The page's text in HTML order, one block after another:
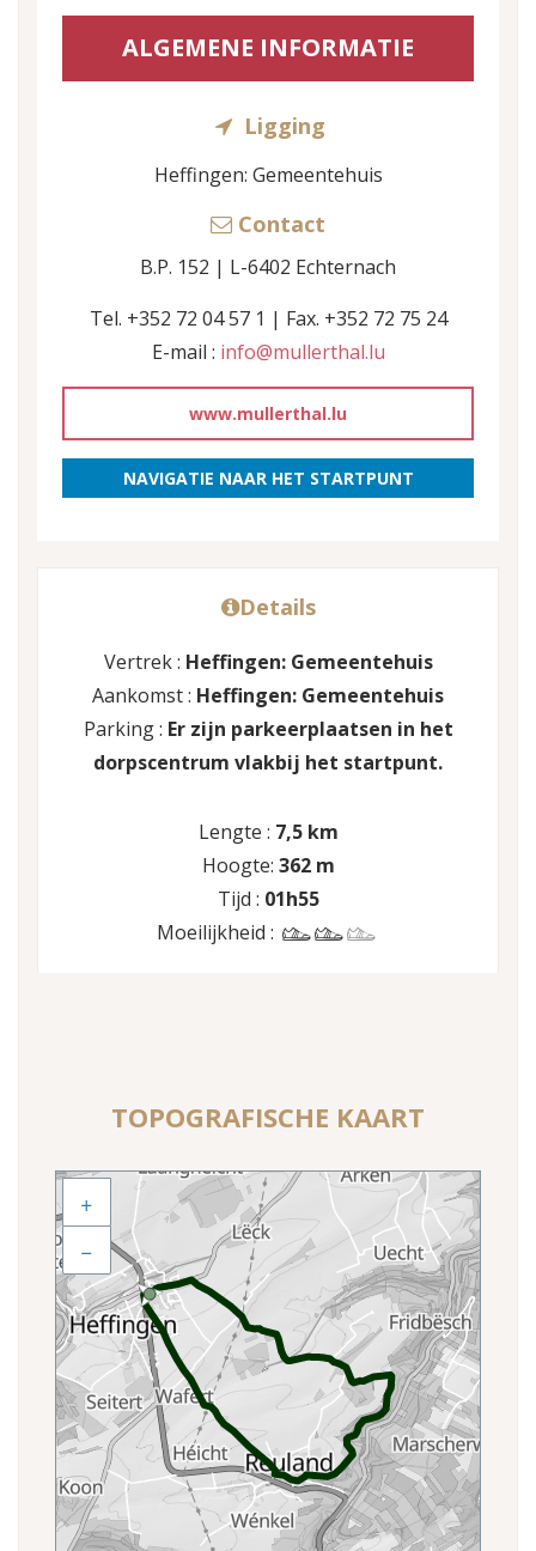
ALGEMENE INFORMATIE
Ligging
Heffingen: Gemeentehuis
Contact
B.P. 152 | L-6402 Echternach
Tel. +352 72 04 57 1 | Fax. +352 72 75 24
E-mail : info@mullerthal.lu
www.mullerthal.lu
NAVIGATIE NAAR HET STARTPUNT
Details
Vertrek : Heffingen: Gemeentehuis
Aankomst : Heffingen: Gemeentehuis
Parking : Er zijn parkeerplaatsen in het
dorpscentrum vlakbij het startpunt.
Lengte : 7,5 km
Hoogte: 362 m
Tijd : 01h55
Moeilijkheid :
TOPOGRAFISCHE KAART
+
−